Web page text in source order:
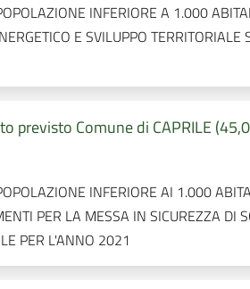
INFERIORE A 1.000
E SVILUPPO TERRITORIALE
previsto Comune di CAPRILE
INFERIORE AI 1.000
PER LA MESSA IN SICUREZZA DI
PER L'ANNO 2021